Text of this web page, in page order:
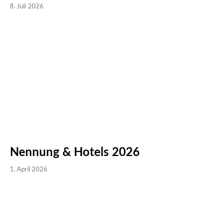
8. Juli 2026
Nennung & Hotels 2026
1. April 2026